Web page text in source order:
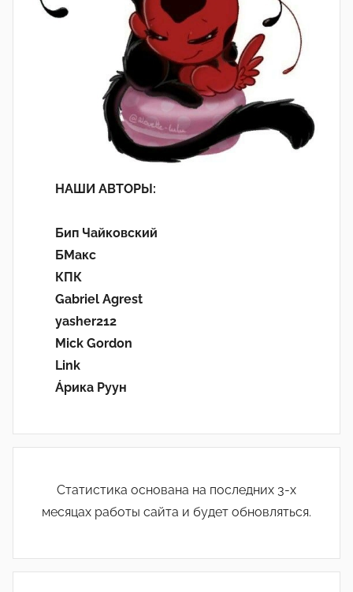
НАШИ АВТОРЫ:
Бип Чайковский
БМакс
КПК
Gabriel Agrest
yasher212
Mick Gordon
Link
Áрика Руун
Статистика основана на последних 3-х
месяцах работы сайта и будет обновляться.